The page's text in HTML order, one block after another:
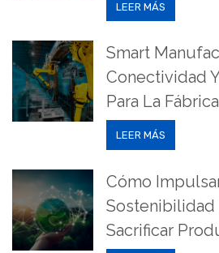
LEER MÁS
Smart
Conectividad
Para La
LEER MÁS
Cómo
Sostenibilidad
Sacrificar